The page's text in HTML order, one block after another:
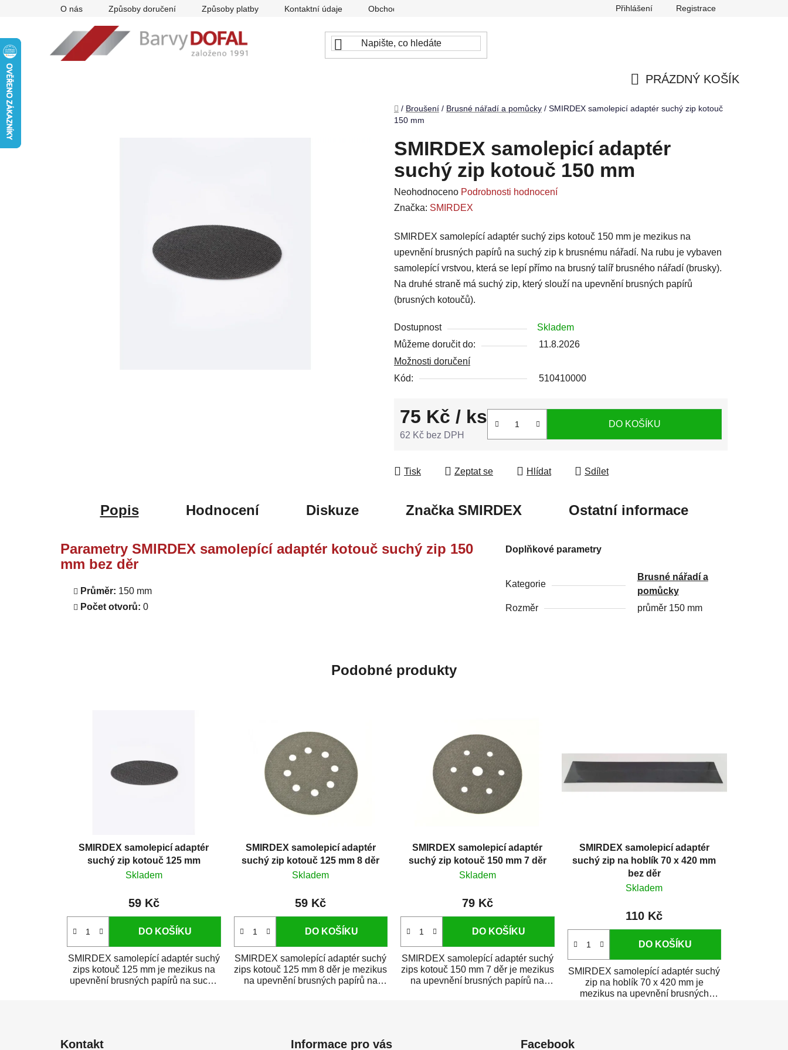
O nás Způsoby doručení Způsoby platby Kontaktní údaje Obchodní podmínky Reklamace Odstoupení od smlouvy
Přihlášení Registrace
PRÁZDNÝ KOŠÍK
Domů
/ Broušení / Brusné nářadí a pomůcky / SMIRDEX samolepicí adaptér suchý zip kotouč
150 mm
SMIRDEX samolepicí adaptér
suchý zip kotouč 150 mm
Průměrné
hodnocení
je
0,0
z
5
hvězdiček.
Neohodnoceno Podrobnosti hodnocení
Značka: SMIRDEX
SMIRDEX samolepící adaptér suchý zips kotouč 150 mm je mezikus na
upevnění brusných papírů na suchý zip k brusnému nářadí. Na rubu je vybaven
samolepící vrstvou, která se lepí přímo na brusný talíř brusného nářadí (brusky).
Na druhé straně má suchý zip, který slouží na upevnění brusných papírů
(brusných kotoučů).
Dostupnost
Skladem
Můžeme doručit do:
11.8.2026
Možnosti doručení
Kód:
510410000
75 Kč / ks
62 Kč bez DPH
DO KOŠÍKU
Tisk Zeptat se Hlídat Sdílet
Popis Hodnocení Diskuze ZnačkaSMIRDEX Ostatní informace
Parametry SMIRDEX samolepící adaptér kotouč suchý zip 150
mm bez děr
Průměr: 150 mm
Počet otvorů: 0
Doplňkové parametry
Kategorie
Brusné nářadí a
pomůcky
Rozměr
průměr 150 mm
Podobné produkty
SMIRDEX samolepicí adaptér
suchý zip kotouč 125 mm
Skladem
59 Kč
DO KOŠÍKU
SMIRDEX samolepící adaptér suchý
zips kotouč 125 mm je mezikus na
upevnění brusných papírů na suchý
SMIRDEX samolepicí adaptér
suchý zip kotouč 125 mm 8 děr
Skladem
59 Kč
DO KOŠÍKU
SMIRDEX samolepící adaptér suchý
zips kotouč 125 mm 8 děr je mezikus
na upevnění brusných papírů na
SMIRDEX samolepicí adaptér
suchý zip kotouč 150 mm 7 děr
Skladem
79 Kč
DO KOŠÍKU
SMIRDEX samolepící adaptér suchý
zips kotouč 150 mm 7 děr je mezikus
na upevnění brusných papírů na
SMIRDEX samolepicí adaptér
suchý zip na hoblík 70 x 420 mm
bez děr
Skladem
110 Kč
DO KOŠÍKU
SMIRDEX samolepící adaptér suchý
zip na hoblík 70 x 420 mm je
mezikus na upevnění brusných
Kontakt Informace pro vás Facebook